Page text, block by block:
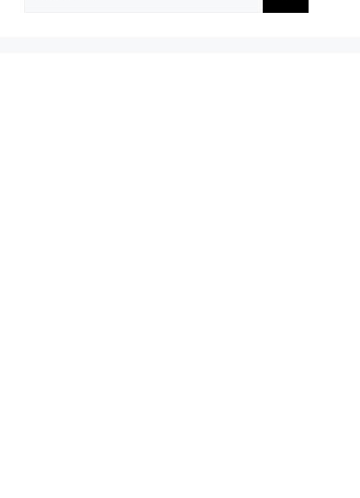
for: